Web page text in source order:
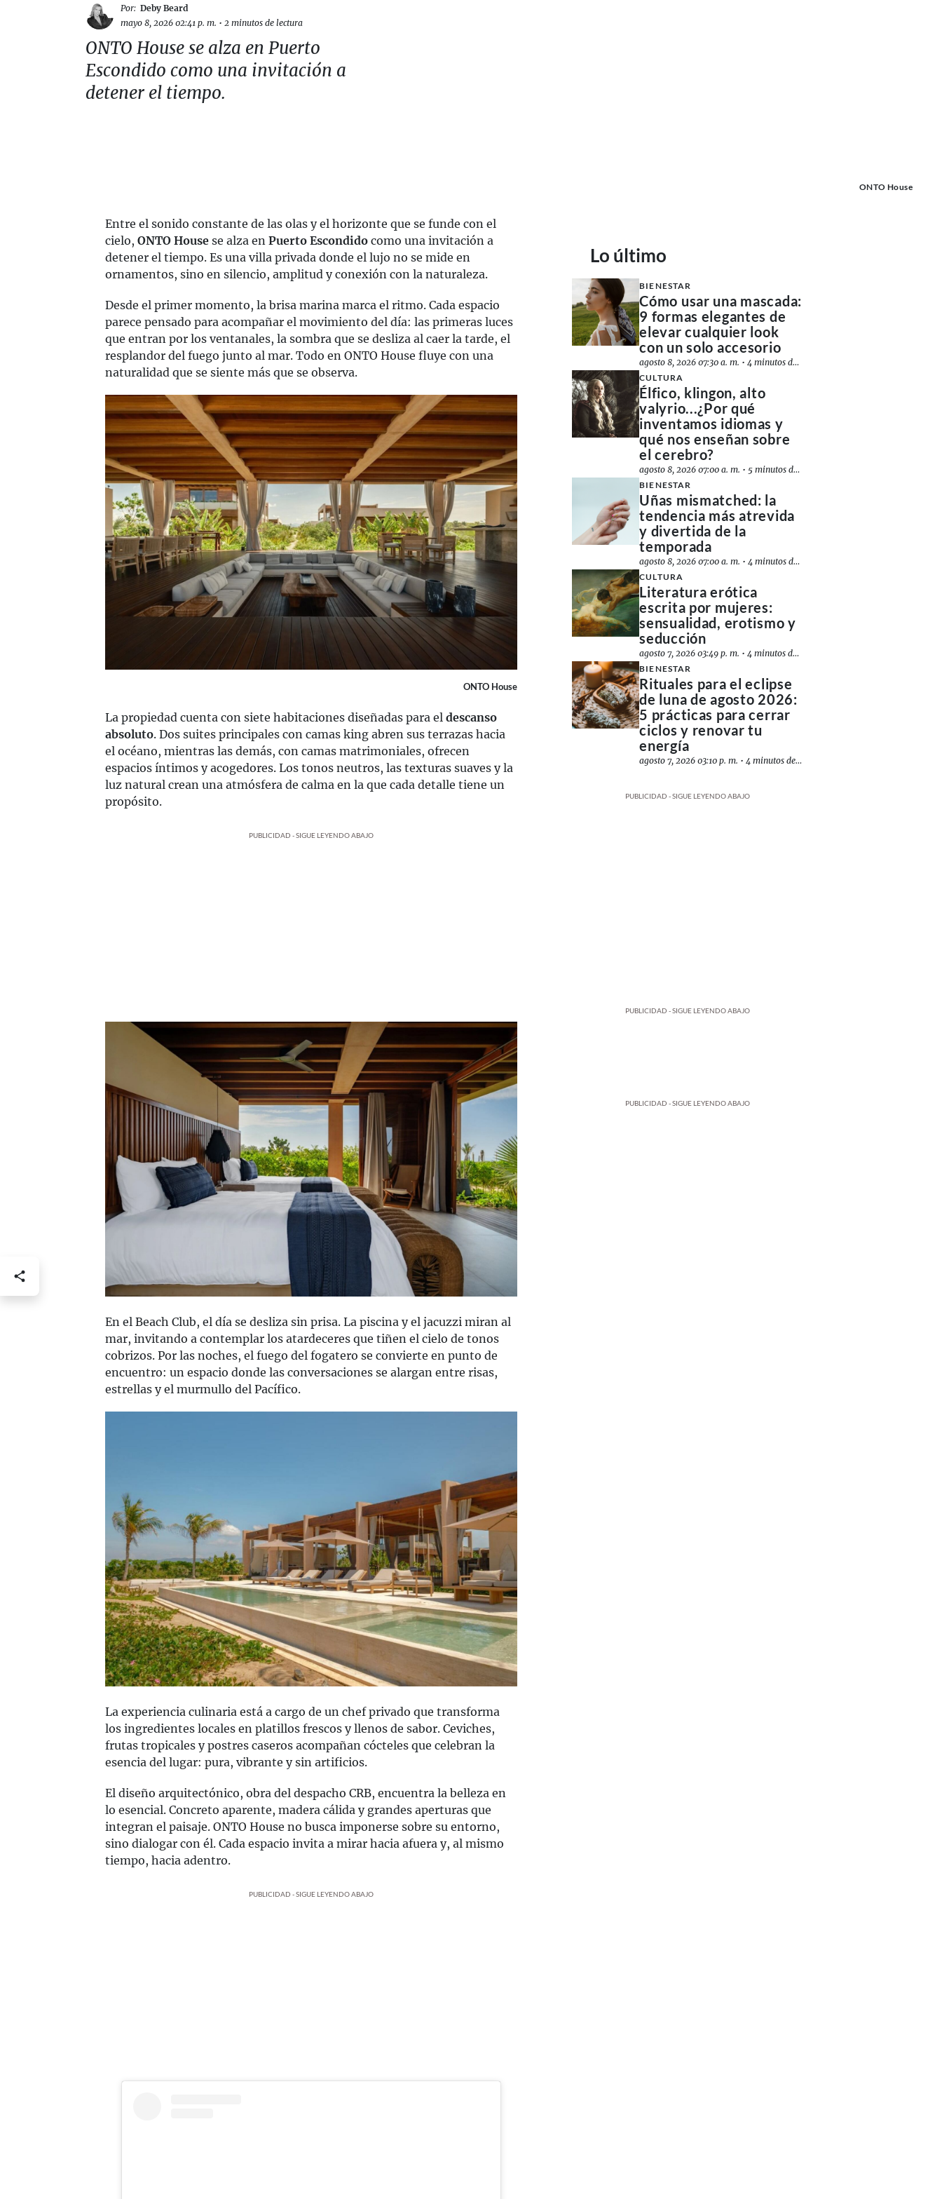
Por: Deby Beard
mayo 8, 2026 02:41 p. m. • 2 minutos de lectura
ONTO House se alza en Puerto
Escondido como una invitación a
detener el tiempo.
ONTO House
Entre el sonido constante de las olas y el horizonte que se funde con el
cielo, ONTO House se alza en Puerto Escondido como una invitación a
detener el tiempo. Es una villa privada donde el lujo no se mide en
ornamentos, sino en silencio, amplitud y conexión con la naturaleza.
Desde el primer momento, la brisa marina marca el ritmo. Cada espacio
parece pensado para acompañar el movimiento del día: las primeras luces
que entran por los ventanales, la sombra que se desliza al caer la tarde, el
resplandor del fuego junto al mar. Todo en ONTO House fluye con una
naturalidad que se siente más que se observa.
ONTO House
La propiedad cuenta con siete habitaciones diseñadas para el descanso
absoluto. Dos suites principales con camas king abren sus terrazas hacia
el océano, mientras las demás, con camas matrimoniales, ofrecen
espacios íntimos y acogedores. Los tonos neutros, las texturas suaves y la
luz natural crean una atmósfera de calma en la que cada detalle tiene un
propósito.
PUBLICIDAD - SIGUE LEYENDO ABAJO
En el Beach Club, el día se desliza sin prisa. La piscina y el jacuzzi miran al
mar, invitando a contemplar los atardeceres que tiñen el cielo de tonos
cobrizos. Por las noches, el fuego del fogatero se convierte en punto de
encuentro: un espacio donde las conversaciones se alargan entre risas,
estrellas y el murmullo del Pacífico.
La experiencia culinaria está a cargo de un chef privado que transforma
los ingredientes locales en platillos frescos y llenos de sabor. Ceviches,
frutas tropicales y postres caseros acompañan cócteles que celebran la
esencia del lugar: pura, vibrante y sin artificios.
El diseño arquitectónico, obra del despacho CRB, encuentra la belleza en
lo esencial. Concreto aparente, madera cálida y grandes aperturas que
integran el paisaje. ONTO House no busca imponerse sobre su entorno,
sino dialogar con él. Cada espacio invita a mirar hacia afuera y, al mismo
tiempo, hacia adentro.
PUBLICIDAD - SIGUE LEYENDO ABAJO
Lo último
BIENESTAR
Cómo usar una mascada:
9 formas elegantes de
elevar cualquier look
con un solo accesorio
agosto 8, 2026 07:30 a. m. •4 minutos de lectura
CULTURA
Élfico, klingon, alto
valyrio...¿Por qué
inventamos idiomas y
qué nos enseñan sobre
el cerebro?
agosto 8, 2026 07:00 a. m. • 5 minutos de lectura
BIENESTAR
Uñas mismatched: la
tendencia más atrevida
y divertida de la
temporada
agosto 8, 2026 07:00 a. m. •4 minutos de lectura
CULTURA
Literatura erótica
escrita por mujeres:
sensualidad, erotismo y
seducción
agosto 7, 2026 03:49 p. m. •4 minutos de lectura
BIENESTAR
Rituales para el eclipse
de luna de agosto 2026:
5 prácticas para cerrar
ciclos y renovar tu
energía
agosto 7, 2026 03:10 p. m. •4 minutos de lectura
PUBLICIDAD - SIGUE LEYENDO ABAJO
PUBLICIDAD - SIGUE LEYENDO ABAJO
PUBLICIDAD - SIGUE LEYENDO ABAJO